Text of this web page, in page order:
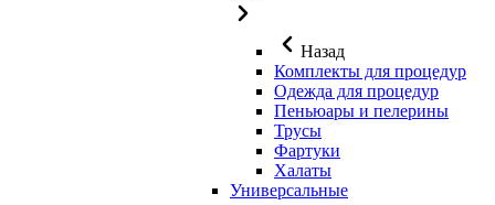
Назад
Комплекты для процедур
Одежда для процедур
Пеньюары и пелерины
Трусы
Фартуки
Халаты
Универсальные